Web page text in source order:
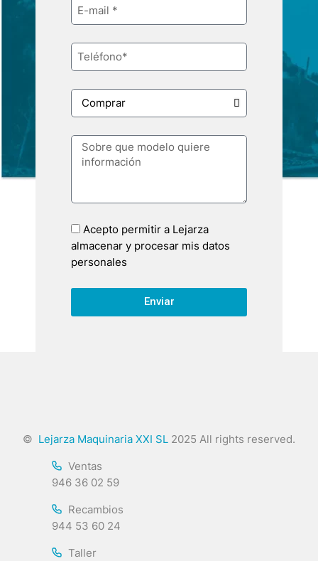
Acepto permitir a Lejarza
almacenar y procesar mis datos
personales
Enviar
© Lejarza Maquinaria XXI SL 2025 All rights reserved.
Ventas
946 36 02 59
Recambios
944 53 60 24
Taller